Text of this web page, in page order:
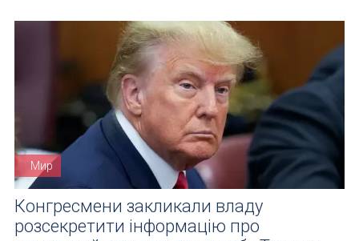
Мир
Конгресмени закликали владу
розсекретити інформацію про